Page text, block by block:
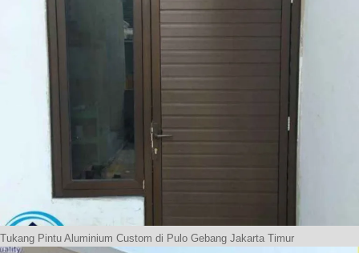
Tukang Pintu Aluminium Custom di Pulo Gebang Jakarta Timur